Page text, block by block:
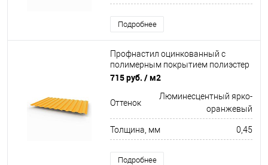
Подробнее
Профнастил оцинкованный с
полимерным покрытием полиэстер
С8 buildstor 0,45х1180мм RAL 2007
715 руб. / м2
Оттенок
Люминесцентный ярко-
оранжевый
Толщина, мм 0,45
Подробнее